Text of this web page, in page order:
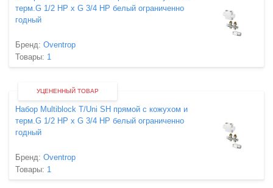
терм.G 1/2 НР х G 3/4 НР белый ограниченно
годный
Бренд: Oventrop
Товары: 1
УЦЕНЕННЫЙ ТОВАР
Набор Multiblock T/Uni SH прямой с кожухом и
терм.G 1/2 НР х G 3/4 НР белый ограниченно
годный
Бренд: Oventrop
Товары: 1